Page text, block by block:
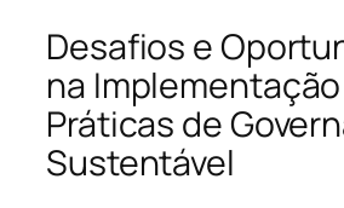
Desafios e
na
Práticas de
Sustentável